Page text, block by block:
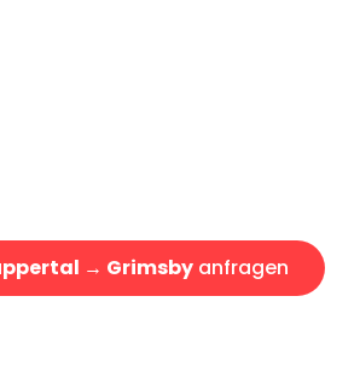
→ Grimsbyanfragen